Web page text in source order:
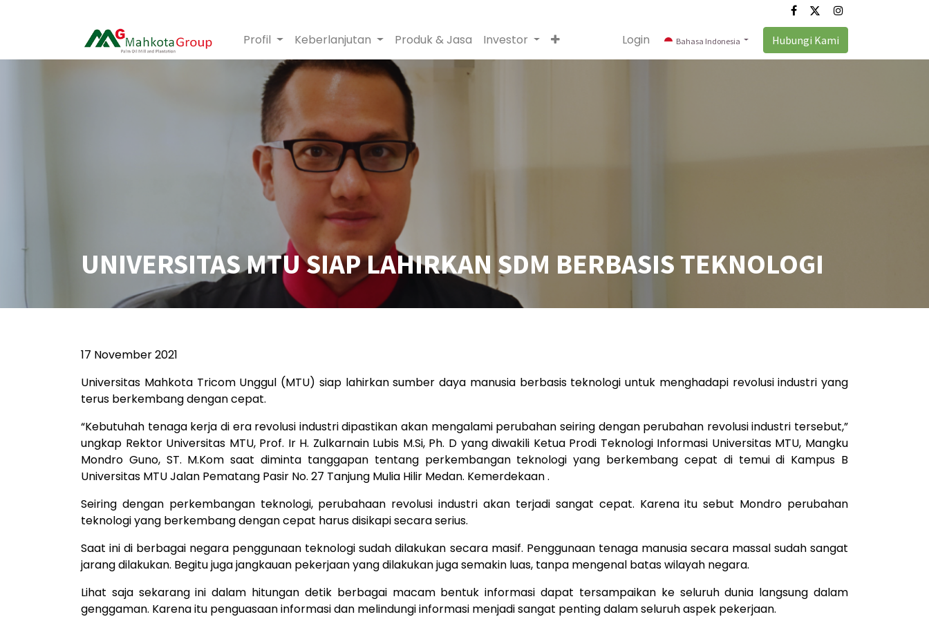
Profil Keberlanjutan Produk & Jasa Investor Login Bahasa Indonesia Hubungi Kami
UNIVERSITAS MTU SIAP LAHIRKAN SDM BERBASIS TEKNOLOGI
17 November 2021
Universitas Mahkota Tricom Unggul (MTU) siap lahirkan sumber daya manusia berbasis teknologi untuk menghadapi revolusi industri yang
terus berkembang dengan cepat.
“Kebutuhah tenaga kerja di era revolusi industri dipastikan akan mengalami perubahan seiring dengan perubahan revolusi industri tersebut,”
ungkap Rektor Universitas MTU, Prof. Ir H. Zulkarnain Lubis M.Si, Ph. D yang diwakili Ketua Prodi Teknologi Informasi Universitas MTU, Mangku
Mondro Guno, ST. M.Kom saat diminta tanggapan tentang perkembangan teknologi yang berkembang cepat di temui di Kampus B
Universitas MTU Jalan Pematang Pasir No. 27 Tanjung Mulia Hilir Medan. Kemerdekaan .
Seiring dengan perkembangan teknologi, perubahaan revolusi industri akan terjadi sangat cepat. Karena itu sebut Mondro perubahan
teknologi yang berkembang dengan cepat harus disikapi secara serius.
Saat ini di berbagai negara penggunaan teknologi sudah dilakukan secara masif. Penggunaan tenaga manusia secara massal sudah sangat
jarang dilakukan. Begitu juga jangkauan pekerjaan yang dilakukan juga semakin luas, tanpa mengenal batas wilayah negara.
Lihat saja sekarang ini dalam hitungan detik berbagai macam bentuk informasi dapat tersampaikan ke seluruh dunia langsung dalam
genggaman. Karena itu penguasaan informasi dan melindungi informasi menjadi sangat penting dalam seluruh aspek pekerjaan.